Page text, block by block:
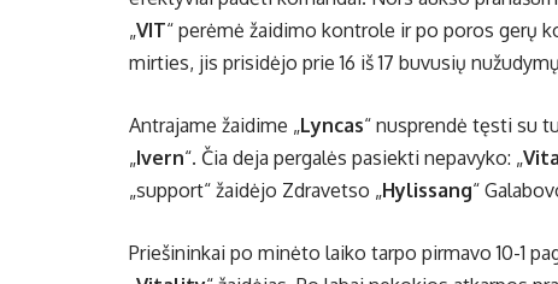
„VIT“ perėmė žaidimo kontrole ir po poros gerų
mirties, jis prisidėjo prie 16 iš 17 buvusių
Antrajame žaidime „Lyncas“ nusprendė tęsti su
„Ivern“. Čia deja pergalės pasiekti nepavyko: „
„support“ žaidėjo Zdravetso „Hylissang“
Priešininkai po minėto laiko tarpo pirmavo 10-1